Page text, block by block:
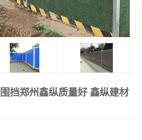
挡郑州鑫纵质量好 鑫纵建材